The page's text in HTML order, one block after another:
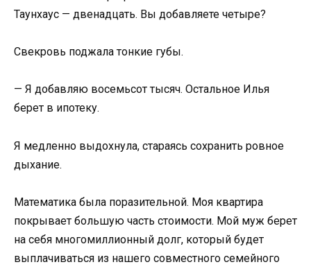
Таунхаус — двенадцать. Вы добавляете четыре?
Свекровь поджала тонкие губы.
— Я добавляю восемьсот тысяч. Остальное Илья
берет в ипотеку.
Я медленно выдохнула, стараясь сохранить ровное
дыхание.
Математика была поразительной. Моя квартира
покрывает большую часть стоимости. Мой муж берет
на себя многомиллионный долг, который будет
выплачиваться из нашего совместного семейного